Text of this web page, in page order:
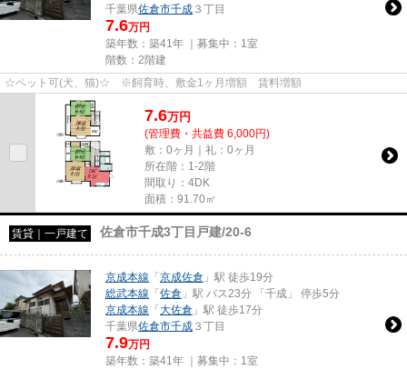
千葉県佐倉市千成 ３丁目
7.6万円
築年数：築41年 ｜募集中： 1室
階数：2階建
☆ペット可(犬、猫)☆ ※飼育時、敷金1ヶ月増額 賃料増額
7.6万円
(管理費・共益費 6,000円)
敷：0ヶ月｜礼：0ヶ月
所在階：1-2階
間取り：4DK
面積：91.70㎡
賃貸｜一戸建て 佐倉市千成3丁目戸建/20-6
京成本線 「京成佐倉 」駅 徒歩19分
総武本線 「佐倉 」駅 バス23分 「千成」 停歩5分
京成本線 「大佐倉 」駅 徒歩17分
千葉県佐倉市千成 ３丁目
7.9万円
築年数：築41年 ｜募集中： 1室